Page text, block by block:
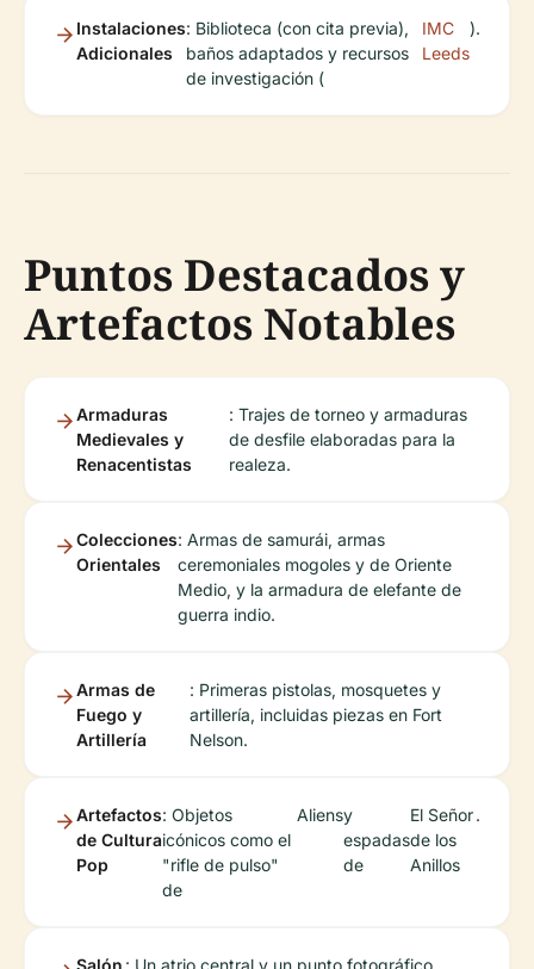
Instalaciones
Adicionales
: Biblioteca (con cita previa),
baños adaptados y recursos
de investigación (
IMC
Leeds
).
Puntos Destacados y
Artefactos Notables
Armaduras
Medievales y
Renacentistas
: Trajes de torneo y armaduras
de desfile elaboradas para la
realeza.
Colecciones
Orientales
: Armas de samurái, armas
ceremoniales mogoles y de Oriente
Medio, y la armadura de elefante de
guerra indio.
Armas de
Fuego y
Artillería
: Primeras pistolas, mosquetes y
artillería, incluidas piezas en Fort
Nelson.
Artefactos
de Cultura
Pop
: Objetos
icónicos como el
"rifle de pulso"
de
Aliensy
espadas
de
El Señor
de los
Anillos
.
Salón : Un atrio central y un punto fotográfico